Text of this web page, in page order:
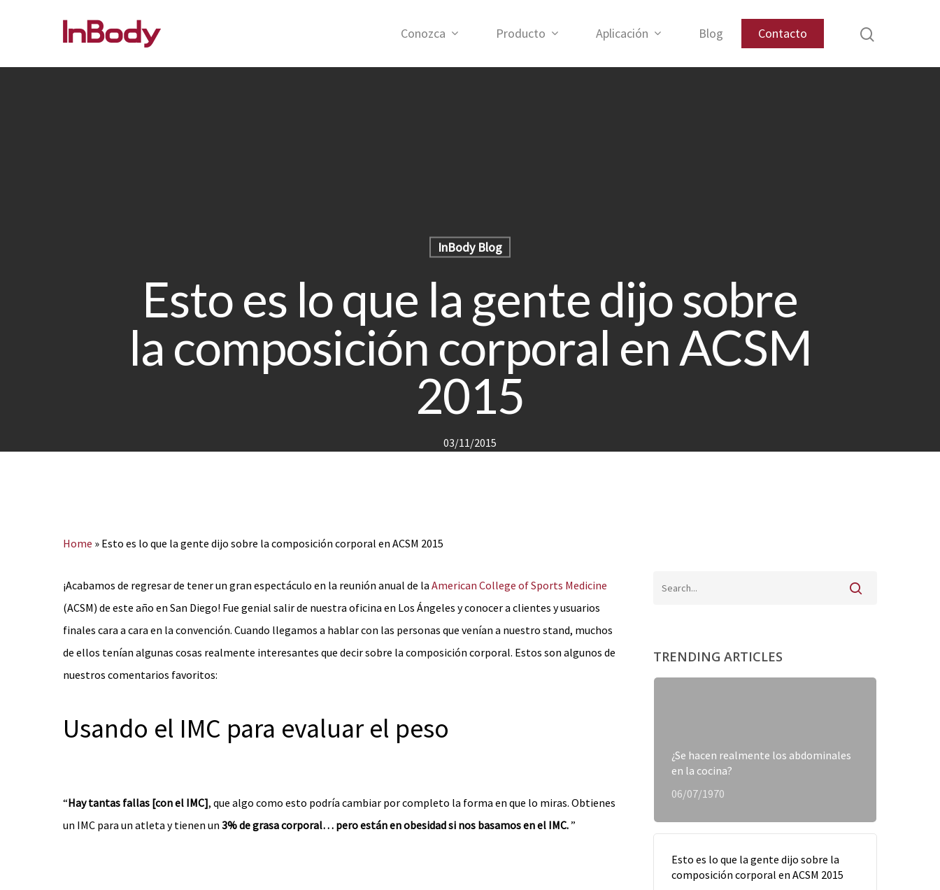
Conozca Producto Aplicación Blog Contacto
InBody Blog
Esto es lo que la gente dijo sobre
la composición corporal en ACSM
2015
03/11/2015
Home » Esto es lo que la gente dijo sobre la composición corporal en ACSM 2015
¡Acabamos de regresar de tener un gran espectáculo en la reunión anual de la American College of Sports Medicine
(ACSM) de este año en San Diego! Fue genial salir de nuestra oficina en Los Ángeles y conocer a clientes y usuarios
finales cara a cara en la convención. Cuando llegamos a hablar con las personas que venían a nuestro stand, muchos
de ellos tenían algunas cosas realmente interesantes que decir sobre la composición corporal. Estos son algunos de
nuestros comentarios favoritos:
Usando el IMC para evaluar el peso
“Hay tantas fallas [con el IMC], que algo como esto podría cambiar por completo la forma en que lo miras. Obtienes
un IMC para un atleta y tienen un 3% de grasa corporal… pero están en obesidad si nos basamos en el IMC.”
TRENDING ARTICLES
¿Se hacen realmente los abdominales
en la cocina?
06/07/1970
Esto es lo que la gente dijo sobre la
composición corporal en ACSM 2015